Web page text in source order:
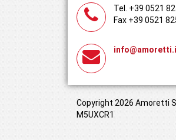
Tel. +39 0521
Fax +39 0521
Copyright 2026 Amoretti
M5UXCR1